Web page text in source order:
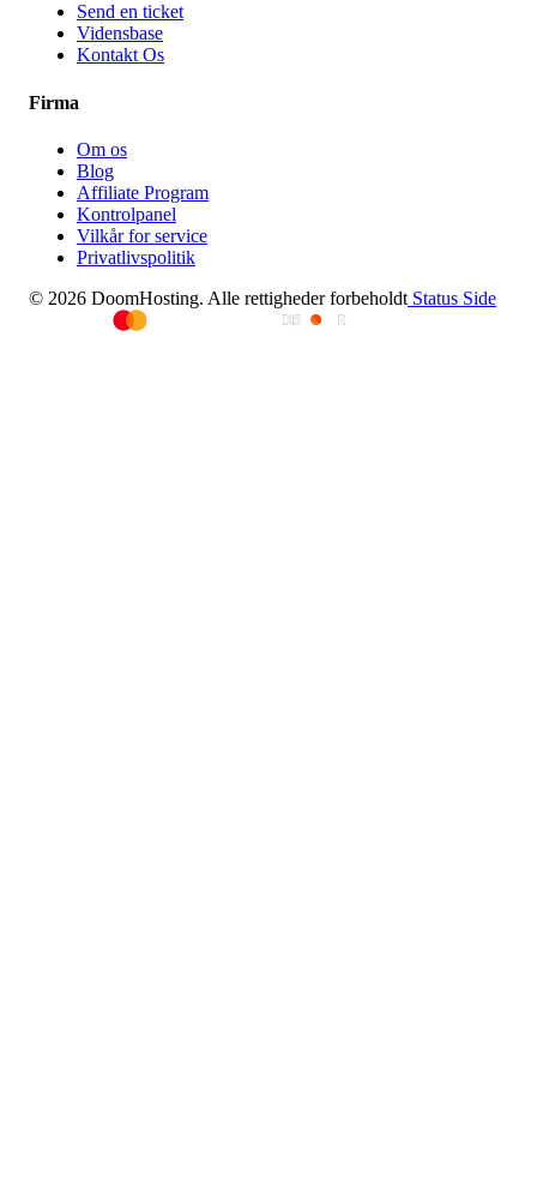
Send en ticket
Vidensbase
Kontakt Os
Firma
Om os
Blog
Affiliate Program
Kontrolpanel
Vilkår for service
Privatlivspolitik
© 2026 DoomHosting. Alle rettigheder forbeholdt Status Side